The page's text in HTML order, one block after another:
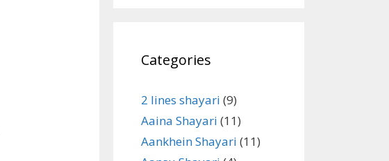
Categories
2 lines shayari (9)
Aaina Shayari (11)
Aankhein Shayari (11)